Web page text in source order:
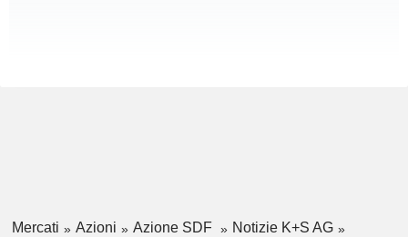
Mercati Azioni Azione SDF
Notizie K+S AG